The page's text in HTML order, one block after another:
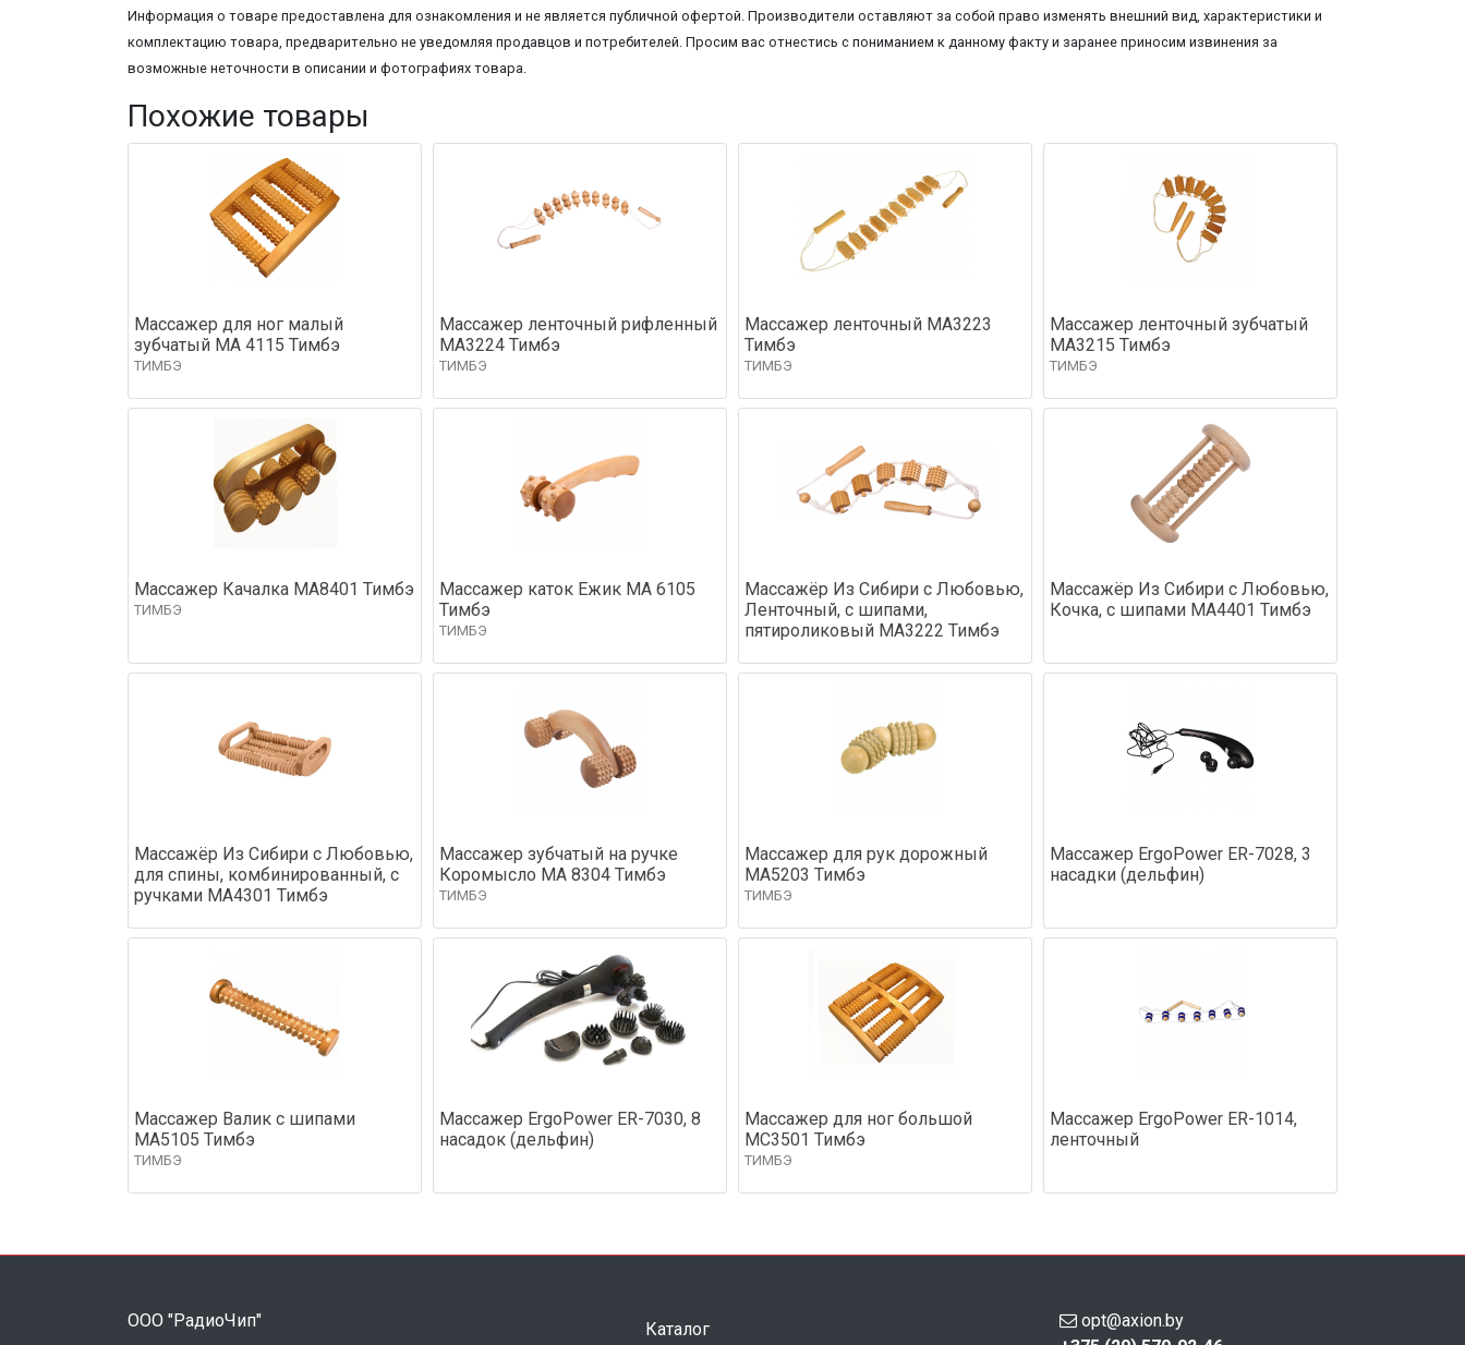
Информация о товаре предоставлена для ознакомления и не является публичной офертой. Производители оставляют за собой право изменять внешний вид, характеристики и
комплектацию товара, предварительно не уведомляя продавцов и потребителей. Просим вас отнестись с пониманием к данному факту и заранее приносим извинения за
возможные неточности в описании и фотографиях товара.
Похожие товары
Массажер для ног малый
зубчатый МА 4115 Тимбэ
ТИМБЭ
Массажер ленточный рифленный
МА3224 Тимбэ
ТИМБЭ
Массажер ленточный МА3223
Тимбэ
ТИМБЭ
Массажер ленточный зубчатый
МА3215 Тимбэ
ТИМБЭ
Массажер Качалка МА8401 Тимбэ
ТИМБЭ
Массажер каток Ежик МА 6105
Тимбэ
ТИМБЭ
Массажёр Из Сибири с Любовью,
Ленточный, с шипами,
пятироликовый МА3222 Тимбэ
Массажёр Из Сибири с Любовью,
Кочка, с шипами МА4401 Тимбэ
Массажёр Из Сибири с Любовью,
для спины, комбинированный, с
ручками МА4301 Тимбэ
Массажер зубчатый на ручке
Коромысло МА 8304 Тимбэ
ТИМБЭ
Массажер для рук дорожный
МА5203 Тимбэ
ТИМБЭ
Массажер ErgoPower ER-7028, 3
насадки (дельфин)
Массажер Валик с шипами
МА5105 Тимбэ
ТИМБЭ
Массажер ErgoPower ER-7030, 8
насадок (дельфин)
Массажер для ног большой
МС3501 Тимбэ
ТИМБЭ
Массажер ErgoPower ER-1014,
ленточный
ООО "РадиоЧип" Каталог
opt@axion.by